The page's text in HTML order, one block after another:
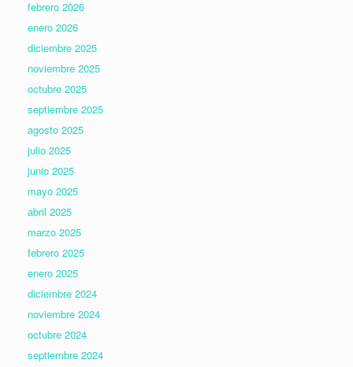
febrero 2026
enero 2026
diciembre 2025
noviembre 2025
octubre 2025
septiembre 2025
agosto 2025
julio 2025
junio 2025
mayo 2025
abril 2025
marzo 2025
febrero 2025
enero 2025
diciembre 2024
noviembre 2024
octubre 2024
septiembre 2024